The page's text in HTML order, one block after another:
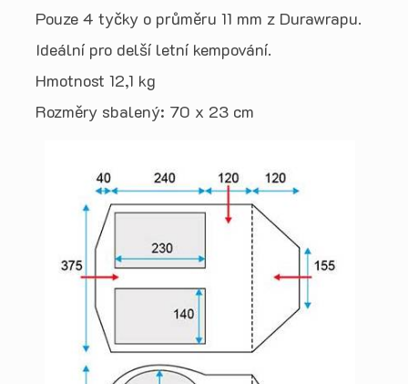
Pouze 4 tyčky o průměru 11 mm z Durawrapu.
Ideální pro delší letní kempování.
Hmotnost 12,1 kg
Rozměry sbalený: 70 x 23 cm